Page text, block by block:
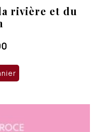
rivière et du